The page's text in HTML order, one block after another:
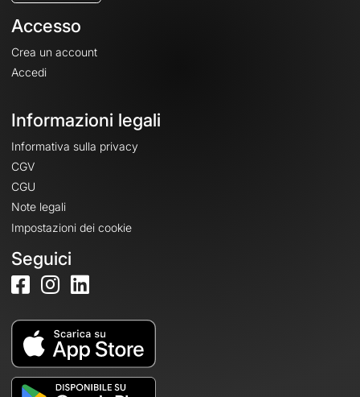
Accesso
Crea un account
Accedi
Informazioni legali
Informativa sulla privacy
CGV
CGU
Note legali
Impostazioni dei cookie
Seguici